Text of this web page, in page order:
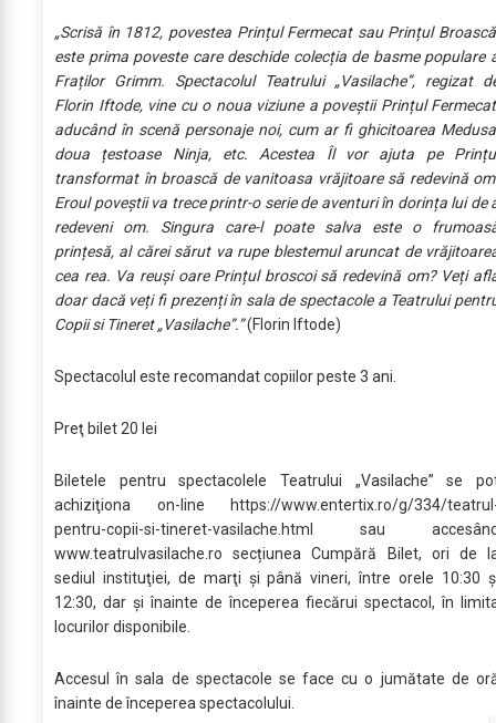
„Scrisă în 1812, povestea Prințul Fermecat sau Prințul
este prima poveste care deschide colecția de basme populare
Fraților Grimm. Spectacolul Teatrului „Vasilache”, regizat
Florin Iftode, vine cu o noua viziune a poveștii Prințul
aducând în scenă personaje noi, cum ar fi ghicitoarea
doua țestoase Ninja, etc. Acestea Îl vor ajuta pe
transformat în broască de vanitoasa vrăjitoare să redevină
Eroul poveștii va trece printr-o serie de aventuri în dorința lui de
redeveni om. Singura care-l poate salva este o
prințesă, al cărei sărut va rupe blestemul aruncat de
cea rea. Va reuși oare Prințul broscoi să redevină om? Veți
doar dacă veți fi prezenți în sala de spectacole a Teatrului
Copii si Tineret „Vasilache”.”(Florin Iftode)
Spectacolul este recomandat copiilor peste 3 ani.
Preţ bilet 20 lei
Biletele pentru spectacolele Teatrului „Vasilache” se
achiziţiona on-line https://www.entertix.ro/g/334/
pentru-copii-si-tineret-vasilache.html sau
www.teatrulvasilache.ro secțiunea Cumpără Bilet, ori de
sediul instituţiei, de marţi şi până vineri, între orele 10:30
12:30, dar şi înainte de începerea fiecărui spectacol, în
locurilor disponibile.
Accesul în sala de spectacole se face cu o jumătate de
înainte de începerea spectacolului.